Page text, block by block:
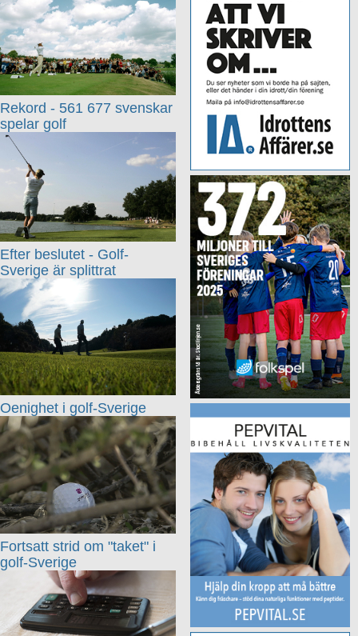
Rekord - 561 677 svenskar
spelar golf
Efter beslutet - Golf-
Sverige är splittrat
Oenighet i golf-Sverige
Fortsatt strid om "taket" i
golf-Sverige